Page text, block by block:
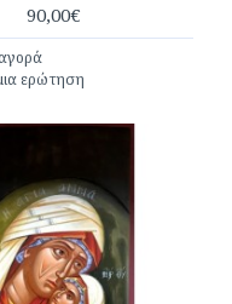
90,00€
ερώτηση